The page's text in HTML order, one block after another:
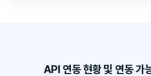
API 연동 현황 및 연동 가